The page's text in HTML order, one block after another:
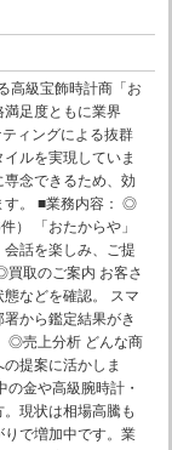
高級宝飾時計商「お
足度ともに業界
ィングによる抜群
ルを実現していま
念できるため、効
す。 ■業務内容： ◎
） 「おたからや」
話を楽しみ、ご提
取のご案内 お客さ
などを確認。 スマ
から鑑定結果がき
◎売上分析 どんな商
提案に活かしま
金や高級腕時計・
現状は相場高騰も
で増加中です。業